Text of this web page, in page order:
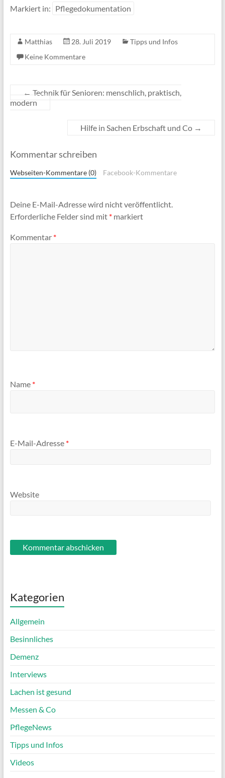
Markiert in: Pflegedokumentation
Matthias 28. Juli 2019
Tipps und Infos
Keine Kommentare
← Technik für Senioren: menschlich, praktisch,
modern
Hilfe in Sachen Erbschaft und Co →
Kommentar schreiben
Webseiten-Kommentare (0) Facebook-Kommentare
Deine E-Mail-Adresse wird nicht veröffentlicht.
Erforderliche Felder sind mit *markiert
Kommentar *
Name *
E-Mail-Adresse *
Website
Kategorien
Allgemein
Besinnliches
Demenz
Interviews
Lachen ist gesund
Messen & Co
PflegeNews
Tipps und Infos
Videos